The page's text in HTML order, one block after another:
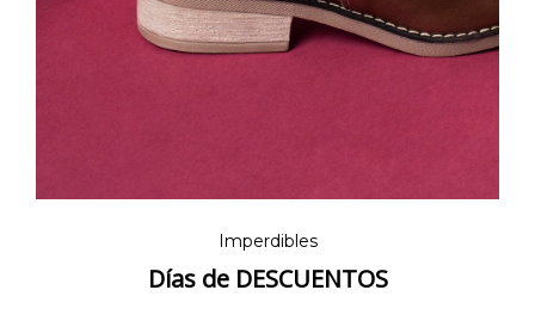
Imperdibles
Días de DESCUENTOS